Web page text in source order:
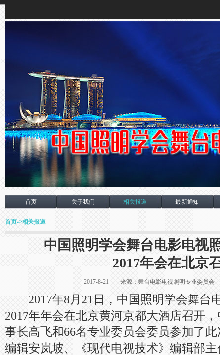
首页 关于我们 相关报道 最新通知
首页->相关报道
中国照明学会舞台电影电视
2017年会在北京
2017-8-21 来源：舞台电影电视照明专业委
2017年8月21日，中国照明学会舞台
2017年年会在北京黄河京都大酒店召开
事长高飞和66名专业委员会委员参加了
编辑安岚坡、《现代电视技术》编辑部